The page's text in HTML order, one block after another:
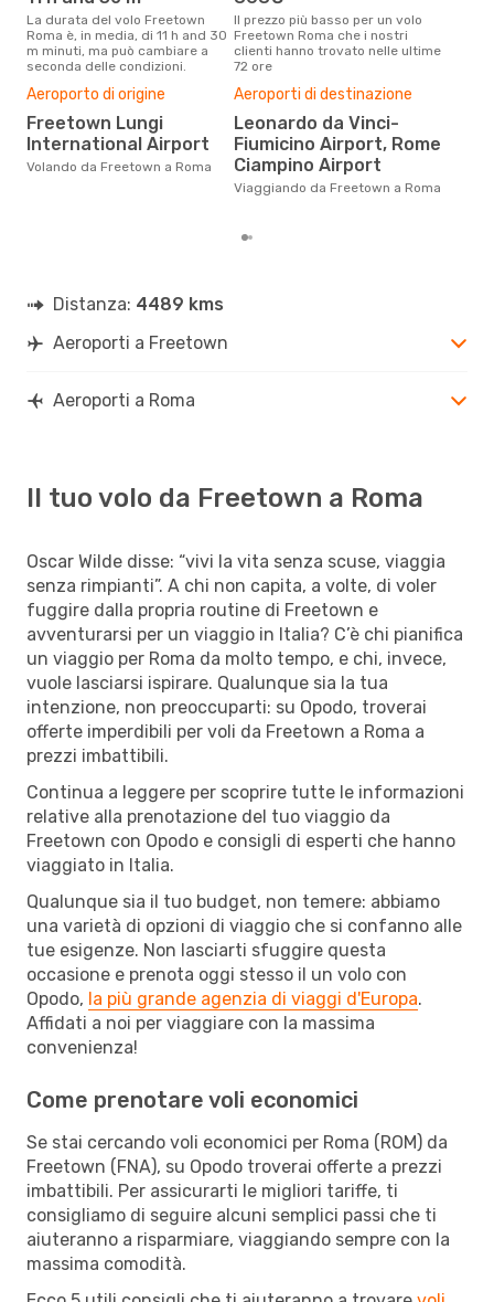
La durata del volo Freetown
Roma è, in media, di 11 h and 30
m minuti, ma può cambiare a
seconda delle condizioni.
Il prezzo più basso per un volo
Freetown Roma che i nostri
clienti hanno trovato nelle ultime
72 ore
Aeroporto di origine
Freetown Lungi
International Airport
Volando da Freetown a Roma
Aeroporti di destinazione
Leonardo da Vinci-
Fiumicino Airport, Rome
Ciampino Airport
Viaggiando da Freetown a Roma
Distanza: 4489 kms
Aeroporti a Freetown
Aeroporti a Roma
Il tuo volo da Freetown a Roma
Oscar Wilde disse: “vivi la vita senza scuse, viaggia
senza rimpianti”. A chi non capita, a volte, di voler
fuggire dalla propria routine di Freetown e
avventurarsi per un viaggio in Italia? C’è chi pianifica
un viaggio per Roma da molto tempo, e chi, invece,
vuole lasciarsi ispirare. Qualunque sia la tua
intenzione, non preoccuparti: su Opodo, troverai
offerte imperdibili per voli da Freetown a Roma a
prezzi imbattibili.
Continua a leggere per scoprire tutte le informazioni
relative alla prenotazione del tuo viaggio da
Freetown con Opodo e consigli di esperti che hanno
viaggiato in Italia.
Qualunque sia il tuo budget, non temere: abbiamo
una varietà di opzioni di viaggio che si confanno alle
tue esigenze. Non lasciarti sfuggire questa
occasione e prenota oggi stesso il un volo con
Opodo, la più grande agenzia di viaggi d'Europa.
Affidati a noi per viaggiare con la massima
convenienza!
Come prenotare voli economici
Se stai cercando voli economici per Roma (ROM) da
Freetown (FNA), su Opodo troverai offerte a prezzi
imbattibili. Per assicurarti le migliori tariffe, ti
consigliamo di seguire alcuni semplici passi che ti
aiuteranno a risparmiare, viaggiando sempre con la
massima comodità.